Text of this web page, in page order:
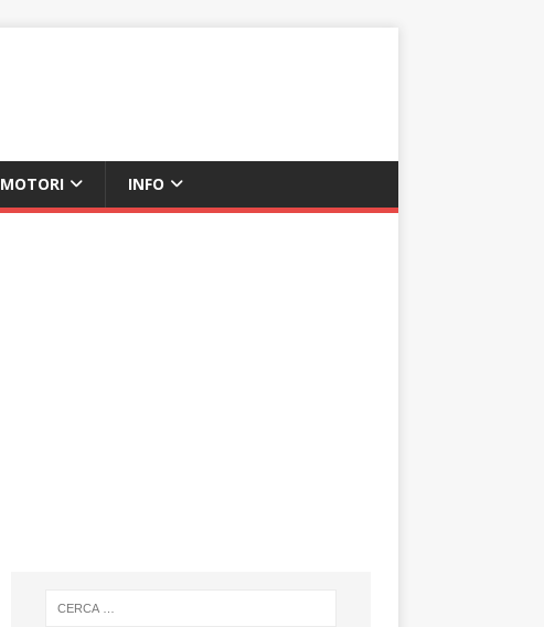
MOTORI INFO